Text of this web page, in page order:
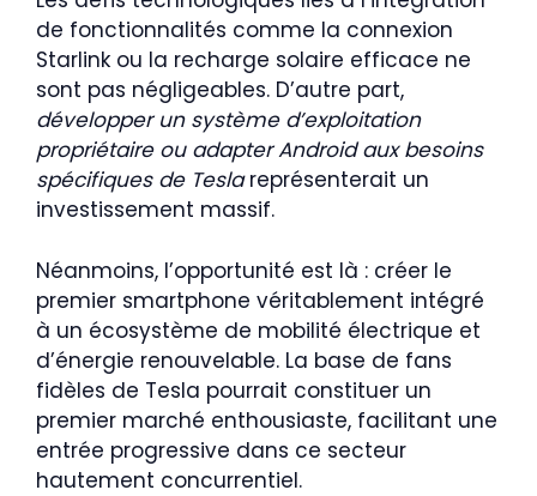
de fonctionnalités comme la connexion
Starlink ou la recharge solaire efficace ne
sont pas négligeables. D’autre part,
développer un système d’exploitation
propriétaire ou adapter Android aux besoins
spécifiques de Teslareprésenterait un
investissement massif.
Néanmoins, l’opportunité est là : créer le
premier smartphone véritablement intégré
à un écosystème de mobilité électrique et
d’énergie renouvelable. La base de fans
fidèles de Tesla pourrait constituer un
premier marché enthousiaste, facilitant une
entrée progressive dans ce secteur
hautement concurrentiel.